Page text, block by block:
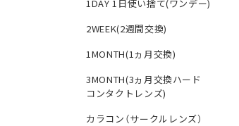
1DAY 1日使い捨て(ワンデー)
2WEEK(2週間交換)
1MONTH(1ヵ月交換)
3MONTH(3ヵ月交換ハード
コンタクトレンズ)
カラコン（サークルレンズ）